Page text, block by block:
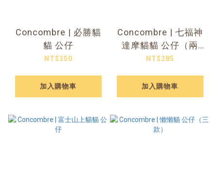
Concombre | 必勝貓
貓 公仔
NT$350
加入購物車
Concombre | 七福神
達摩貓貓 公仔（兩
款）
NT$285
加入購物車